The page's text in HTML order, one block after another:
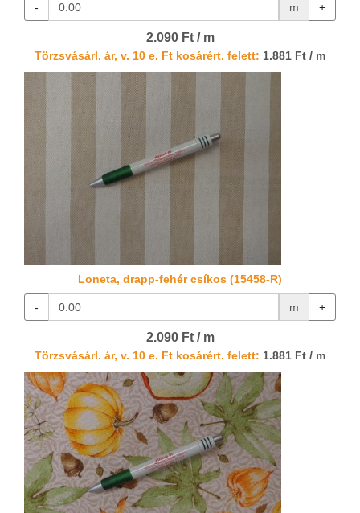
- m +
2.090 Ft / m
Törzsvásárl. ár, v. 10 e. Ft kosárért. felett: 1.881 Ft / m
Loneta, drapp-fehér csíkos (15458-R)
- m +
2.090 Ft / m
Törzsvásárl. ár, v. 10 e. Ft kosárért. felett: 1.881 Ft / m